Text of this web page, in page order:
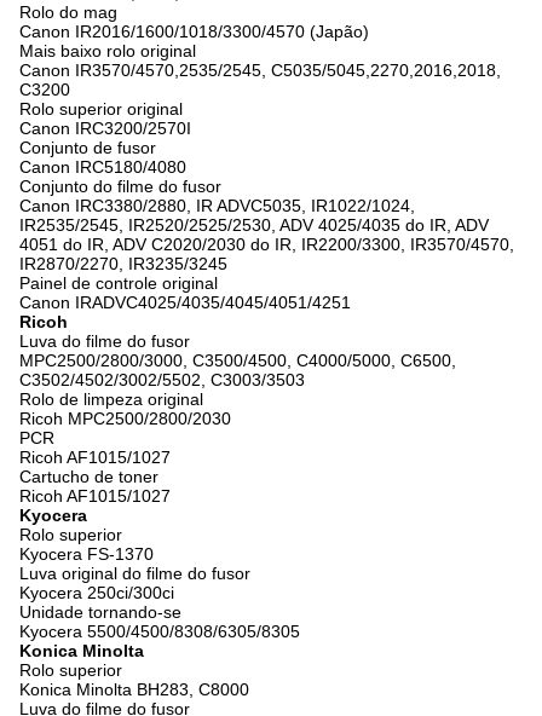
Rolo do mag
Canon IR2016/1600/1018/3300/4570 (Japão)
Mais baixo rolo original
Canon IR3570/4570,2535/2545, C5035/5045,2270,2016,2018,
C3200
Rolo superior original
Canon IRC3200/2570I
Conjunto de fusor
Canon IRC5180/4080
Conjunto do filme do fusor
Canon IRC3380/2880, IR ADVC5035, IR1022/1024,
IR2535/2545, IR2520/2525/2530, ADV 4025/4035 do IR, ADV
4051 do IR, ADV C2020/2030 do IR, IR2200/3300, IR3570/4570,
IR2870/2270, IR3235/3245
Painel de controle original
Canon IRADVC4025/4035/4045/4051/4251
Ricoh
Luva do filme do fusor
MPC2500/2800/3000, C3500/4500, C4000/5000, C6500,
C3502/4502/3002/5502, C3003/3503
Rolo de limpeza original
Ricoh MPC2500/2800/2030
PCR
Ricoh AF1015/1027
Cartucho de toner
Ricoh AF1015/1027
Kyocera
Rolo superior
Kyocera FS-1370
Luva original do filme do fusor
Kyocera 250ci/300ci
Unidade tornando-se
Kyocera 5500/4500/8308/6305/8305
Konica Minolta
Rolo superior
Konica Minolta BH283, C8000
Luva do filme do fusor